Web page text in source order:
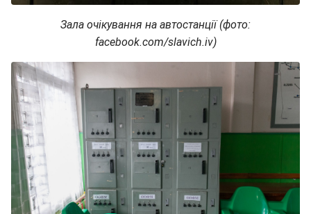
Зала очікування на автостанції (фото:
facebook.com/slavich.iv)